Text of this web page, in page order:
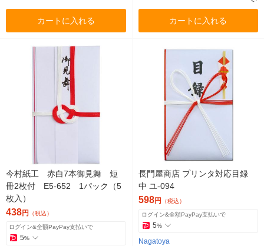
カートに入れる カートに入れる
今村紙工 赤白7本御見舞 短
冊2枚付 E5-652 1パック（5
枚入）
438円 （税込）
ログイン&全額PayPay支払いで
5%
長門屋商店 プリンタ対応目録
中 ユ-094
598円 （税込）
ログイン&全額PayPay支払いで
5%
Nagatoya